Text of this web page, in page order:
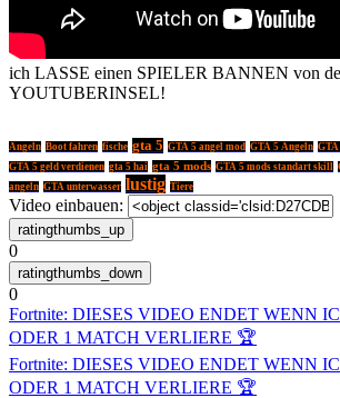
ich LASSE einen SPIELER BANNEN von
YOUTUBERINSEL!
Angeln Boot fahren fische gta 5 GTA 5 angel mod GTA 5 Angeln
GTA 5 geld verdienen gta 5 hai gta 5 mods GTA 5 mods standart skill
angeln GTA unterwasser lustig Tiere
Video einbauen:
0
0
Fortnite: DIESES VIDEO ENDET WENN
ODER 1 MATCH VERLIERE 🏆
Fortnite: DIESES VIDEO ENDET WENN
ODER 1 MATCH VERLIERE 🏆